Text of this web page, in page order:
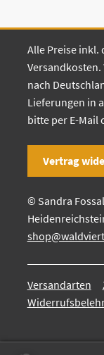
Alle Preise inkl.
nach
Lieferungen in
bitte per E-Mail
Vertrag
© Sandra
Versandarten